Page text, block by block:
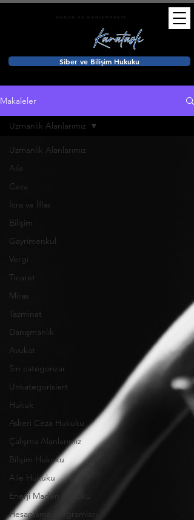
Siber ve Bilişim Hukuku
Makaleler
Uzmanlık Alanlarımız
Aile
Ceza
İcra ve İflas
Bilişim
Gayrimenkul
Vergi
Ticaret
Miras
Tazminat
Danışmanlık
Avukat
Sin categorizar
Unkategorisiert
Hukuk
Askeri Ceza Hukuku
Çalışma Alanlarımız
Bilişim Hukuku
Aile Hukuku
Enerji Maden Hukuku
Hesaplama Programları
Uzmanlık Alanlarımız